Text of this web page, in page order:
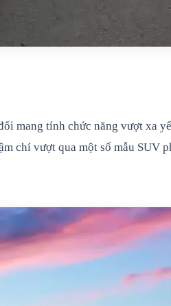
mang tính chức năng vượt xa
chí vượt qua một số mẫu SUV